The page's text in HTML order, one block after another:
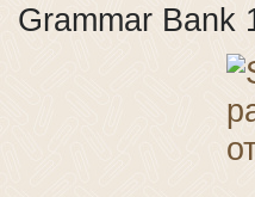
Grammar Bank